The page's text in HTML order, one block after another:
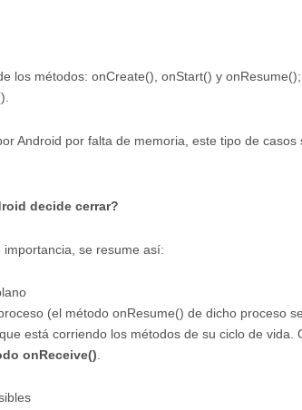
los métodos: onCreate(), onStart() y
Android por falta de memoria, este tipo de
decide cerrar?
se resume así:
(el método onResume() de dicho proceso
está corriendo los métodos de su ciclo de vida.
onReceive().